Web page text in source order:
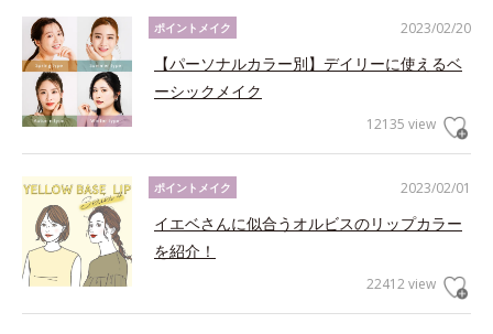
2023/02/20
ポイントメイク
【パーソナルカラー別】デイリーに使えるベ
ーシックメイク
12135 view
2023/02/01
ポイントメイク
イエベさんに似合うオルビスのリップカラー
を紹介！
22412 view